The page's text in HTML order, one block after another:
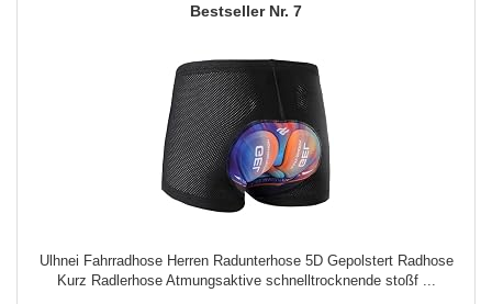
7
Ulhnei Fahrradhose Herren Radunterhose 5D Gepolstert Radhose
Kurz Radlerhose Atmungsaktive schnelltrocknende stoßf ...